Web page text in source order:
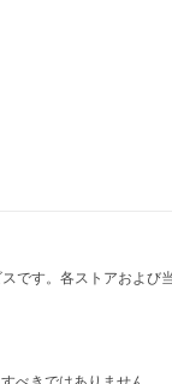
です。各ストアおよび